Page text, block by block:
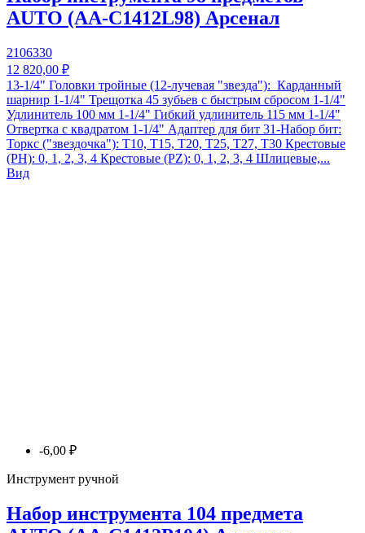
AUTO (AA-C1412L98) Арсенал
2106330
12 820,00 ₽
13-1/4" Головки тройные (12-лучевая "звезда"): Карданный
шарнир 1-1/4" Трещотка 45 зубьев с быстрым сбросом 1-1/4"
Удлинитель 100 мм 1-1/4" Гибкий удлинитель 115 мм 1-1/4"
Отвертка с квадратом 1-1/4" Адаптер для бит 31-Набор бит:
Торкс ("звездочка"): Т10, Т15, Т20, Т25, Т27, Т30 Крестовые
(PH): 0, 1, 2, 3, 4 Крестовые (PZ): 0, 1, 2, 3, 4 Шлицевые,...
Вид
-6,00 ₽
Инструмент ручной
Набор инструмента 104 предмета